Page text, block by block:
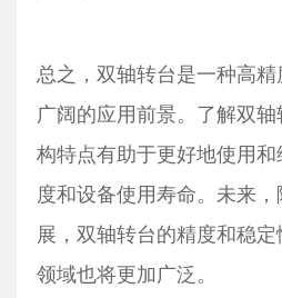
总之，双轴转台是一种高
广阔的应用前景。了解双
构特点有助于更好地使用
度和设备使用寿命。未来
展，双轴转台的精度和稳
领域也将更加广泛。